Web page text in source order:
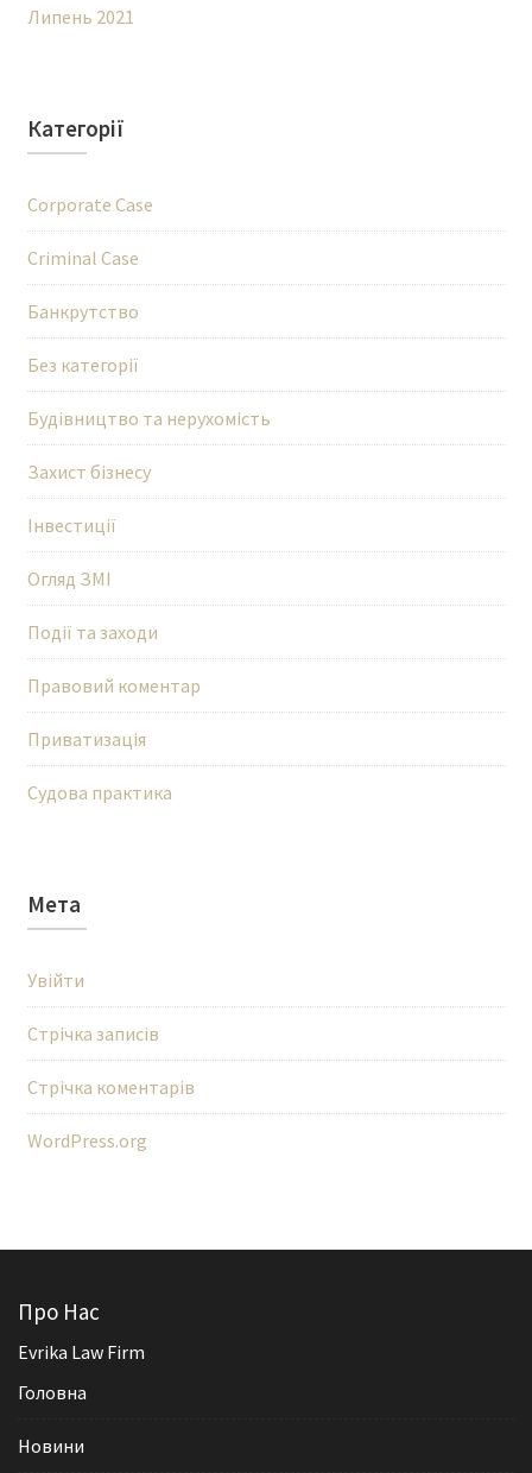
Липень 2021
Категорії
Corporate Case
Criminal Case
Банкрутство
Без категорії
Будівництво та нерухомість
Захист бізнесу
Інвестиції
Огляд ЗМІ
Події та заходи
Правовий коментар
Приватизація
Судова практика
Мета
Увійти
Стрічка записів
Стрічка коментарів
WordPress.org
Про Нас
Evrika Law Firm
Головна
Новини